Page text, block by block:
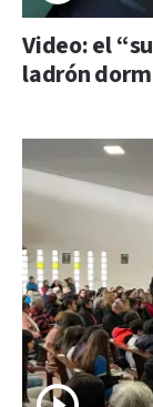
Video: el
ladrón